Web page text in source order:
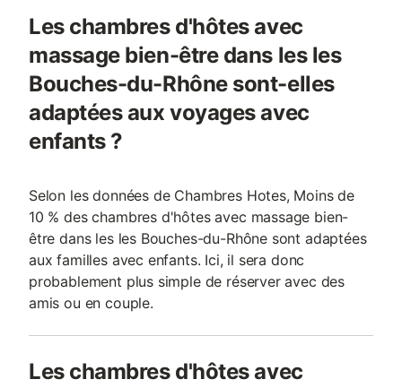
Les chambres d'hôtes avec
massage bien-être dans les les
Bouches-du-Rhône sont-elles
adaptées aux voyages avec
enfants ?
Selon les données de Chambres Hotes, Moins de
10 % des chambres d'hôtes avec massage bien-
être dans les les Bouches-du-Rhône sont adaptées
aux familles avec enfants. Ici, il sera donc
probablement plus simple de réserver avec des
amis ou en couple.
Les chambres d'hôtes avec